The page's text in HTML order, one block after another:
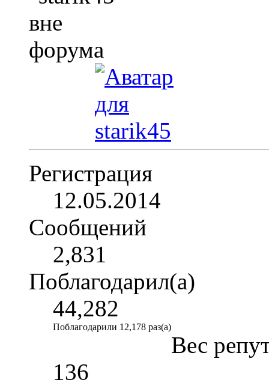
Регистрация
12.05.2014
Сообщений
2,831
Поблагодарил(а)
44,282
Поблагодарили 12,178 раз(а)
Вес
136